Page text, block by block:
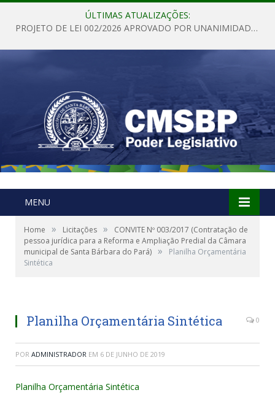
ÚLTIMAS ATUALIZAÇÕES:
PROJETO DE LEI 002/2026 APROVADO POR UNANIMIDADE EM SESSÃO ORDINÁRIA NESTA QUINTA – FEIRA 28 DE MAIO DE 2026
MENU
Home » Licitações »
CONVITE Nº 003/2017 (Contratação de
pessoa jurídica para a Reforma e Ampliação Predial da Câmara
municipal de Santa Bárbara do Pará) »
Planilha Orçamentária
Sintética
Planilha Orçamentária Sintética 0
POR ADMINISTRADOR EM 6 DE JUNHO DE 2019
Planilha Orçamentária Sintética